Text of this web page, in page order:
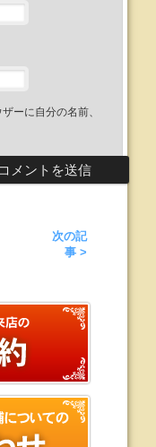
ーに自分の名前、
次の記
事 >